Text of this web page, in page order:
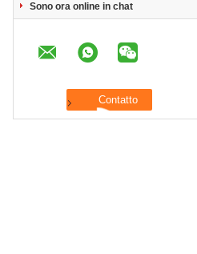
Sono ora online in chat